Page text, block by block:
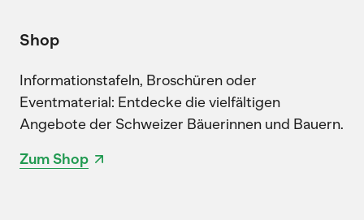
Shop
Informationstafeln, Broschüren oder
Eventmaterial: Entdecke die vielfältigen
Angebote der Schweizer Bäuerinnen und Bauern.
Zum Shop